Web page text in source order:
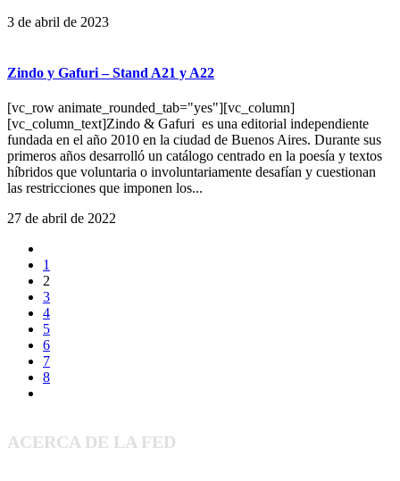
3 de abril de 2023
Zindo y Gafuri – Stand A21 y A22
[vc_row animate_rounded_tab="yes"][vc_column]
[vc_column_text]Zindo & Gafuri es una editorial independiente
fundada en el año 2010 en la ciudad de Buenos Aires. Durante sus
primeros años desarrolló un catálogo centrado en la poesía y textos
híbridos que voluntaria o involuntariamente desafían y cuestionan
las restricciones que imponen los...
27 de abril de 2022
1
2
3
4
5
6
7
8
ACERCA DE LA FED